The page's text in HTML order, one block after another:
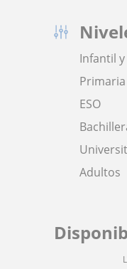
Infantil
Primaria
ESO
Adultos